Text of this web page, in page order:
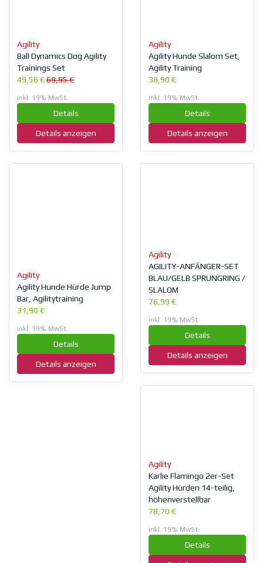
Agility
Ball Dynamics Dog Agility
Trainings Set
49,56 €69,95 €
inkl. 19% MwSt.
Details
Details anzeigen
Agility
Agility Hunde Slalom Set,
Agility Training
38,90 €
inkl. 19% MwSt.
Details
Details anzeigen
Agility
Agility Hunde Hürde Jump
Bar, Agilitytraining
31,90 €
inkl. 19% MwSt.
Details
Details anzeigen
Agility
AGILITY-ANFÄNGER-SET
BLAU/GELB SPRUNGRING /
SLALOM
76,99 €
inkl. 19% MwSt.
Details
Details anzeigen
Agility
Karlie Flamingo 2er-Set
Agility Hürden 14-teilig,
höhenverstellbar
78,70 €
inkl. 19% MwSt.
Details